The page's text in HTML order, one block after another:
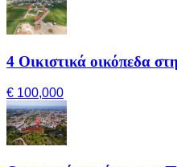
4 Οικιστικά οικόπεδα
€ 100,000